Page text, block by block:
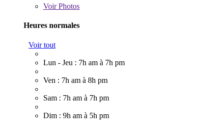
VoirPhotos
Heures normales
Voir tout
Lun - Jeu : 7h am à 7h pm
Ven : 7h am à 8h pm
Sam : 7h am à 7h pm
Dim : 9h am à 5h pm